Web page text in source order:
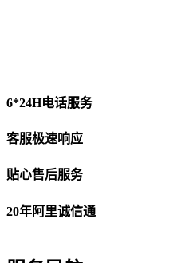
6*24H电话服务
客服极速响应
贴心售后服务
20年阿里诚信通